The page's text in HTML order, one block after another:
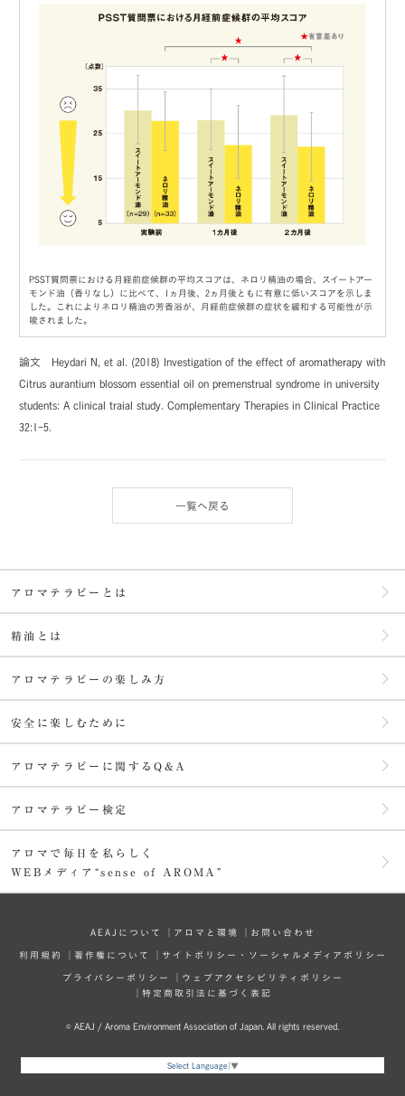
PSST質問票における月経前症候群の平均スコアは、ネロリ精油の場合、スイートアー
モンド油（香りなし）に比べて、1ヵ月後、2ヵ月後ともに有意に低いスコアを示しま
した。これによりネロリ精油の芳香浴が、月経前症候群の症状を緩和する可能性が示
唆されました。
論文 Heydari N, et al. (2018) Investigation of the effect of aromatherapy with
Citrus aurantium blossom essential oil on premenstrual syndrome in university
students: A clinical traial study. Complementary Therapies in Clinical Practice
32:1-5.
一覧へ戻る
アロマテラピーとは
精油とは
アロマテラピーの楽しみ方
安全に楽しむために
アロマテラピーに関するQ&A
アロマテラピー検定
アロマで毎日を私らしく
WEBメディア“sense of AROMA”
AEAJについて アロマと環境 お問い合わせ
利⽤規約 著作権について サイトポリシー・ソーシャルメディアポリシー
プライバシーポリシー
ウェブアクセシビリティポリシー
特定商取引法に基づく表記
© AEAJ / Aroma Environment Association of Japan. All rights reserved.
Select Language ▼